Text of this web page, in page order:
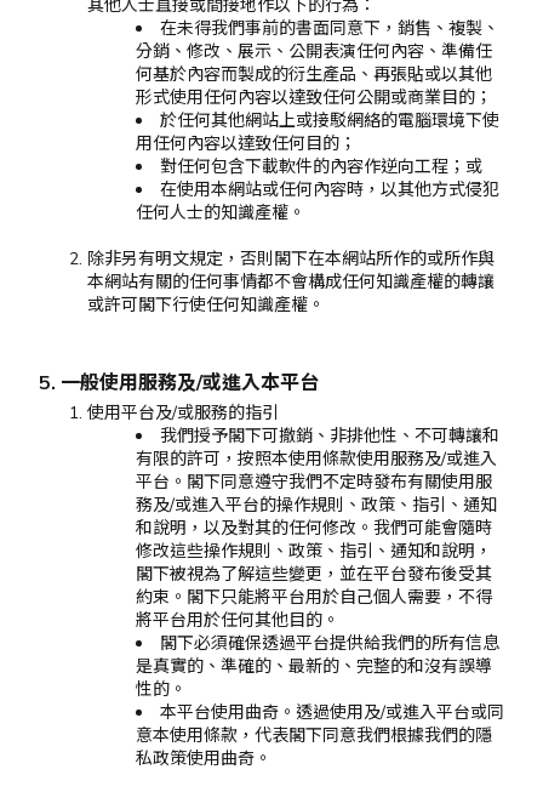
其他人士直接或間接地作以下的行為：
在未得我們事前的書面同意下，銷售、複製、
分銷、修改、展示、公開表演任何內容、準備任
何基於內容而製成的衍生產品、再張貼或以其他
形式使用任何內容以達致任何公開或商業目的；
於任何其他網站上或接駁網絡的電腦環境下使
用任何內容以達致任何目的；
對任何包含下載軟件的內容作逆向工程；或
在使用本網站或任何內容時，以其他方式侵犯
任何人士的知識產權。
除非另有明文規定，否則閣下在本網站所作的或所作與
本網站有關的任何事情都不會構成任何知識產權的轉讓
或許可閣下行使任何知識產權。
5. 一般使用服務及/或進入本平台
使用平台及/或服務的指引
我們授予閣下可撤銷、非排他性、不可轉讓和
有限的許可，按照本使用條款使用服務及/或進入
平台。閣下同意遵守我們不定時發布有關使用服
務及/或進入平台的操作規則、政策、指引、通知
和說明，以及對其的任何修改。我們可能會隨時
修改這些操作規則、政策、指引、通知和說明，
閣下被視為了解這些變更，並在平台發布後受其
約束。閣下只能將平台用於自己個人需要，不得
將平台用於任何其他目的。
閣下必須確保透過平台提供給我們的所有信息
是真實的、準確的、最新的、完整的和沒有誤導
性的。
本平台使用曲奇。透過使用及/或進入平台或同
意本使用條款，代表閣下同意我們根據我們的隱
私政策使用曲奇。